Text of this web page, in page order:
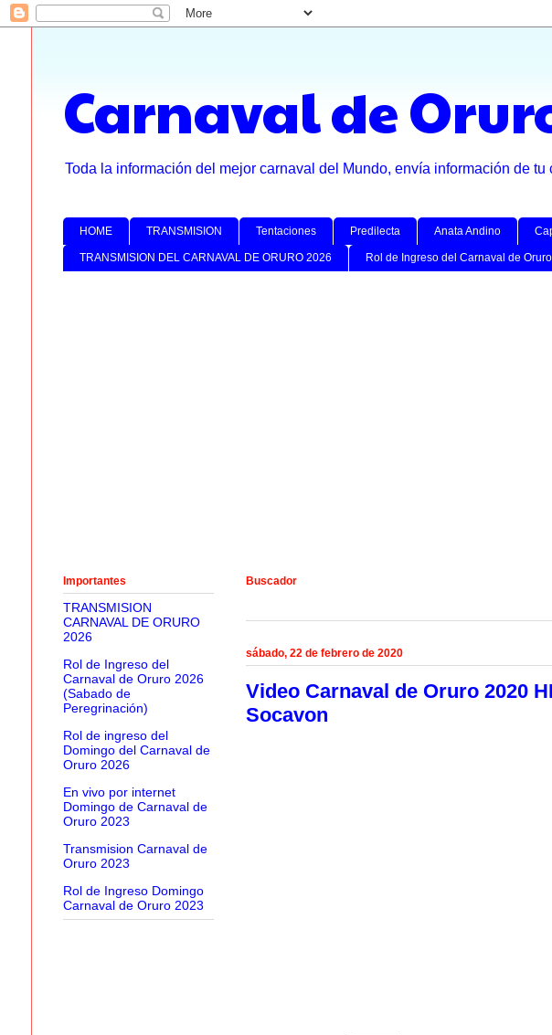
Carnaval de
Toda la información del mejor carnaval del Mundo, envía información de
HOME TRANSMISION Tentaciones Predilecta Anata Andino
TRANSMISION DEL CARNAVAL DE ORURO 2026 Rol de Ingreso del Carnaval de
Buscador
sábado, 22 de febrero de 2020
Video Carnaval de Oruro 2020
Socavon
Importantes
TRANSMISION
CARNAVAL DE ORURO
2026
Rol de Ingreso del
Carnaval de Oruro 2026
(Sabado de
Peregrinación)
Rol de ingreso del
Domingo del Carnaval de
Oruro 2026
En vivo por internet
Domingo de Carnaval de
Oruro 2023
Transmision Carnaval de
Oruro 2023
Rol de Ingreso Domingo
Carnaval de Oruro 2023